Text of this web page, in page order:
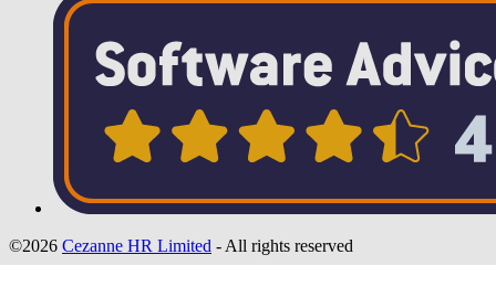
©2026 Cezanne HR Limited - All rights reserved